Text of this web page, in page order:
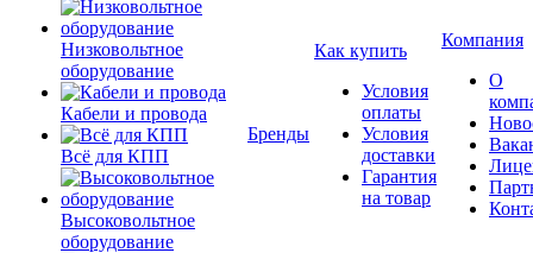
Низковольтное
оборудование
Кабели и провода
Всё для КПП
Высоковольтное
оборудование
Бренды
Как купить
Условия
оплаты
Условия
доставки
Гарантия
на товар
Компания
О